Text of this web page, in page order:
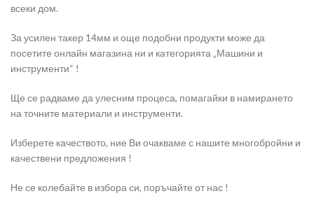
всеки дом.
За усилен такер 14мм и още подобни продукти може да
посетите онлайн магазина ни и категорията „Машини и
инструменти“ !
Ще се радваме да улесним процеса, помагайки в намирането
на точните материали и инструменти.
Изберете качеството, ние Ви очакваме с нашите многобройни и
качествени предложения !
Не се колебайте в избора си, поръчайте от нас !